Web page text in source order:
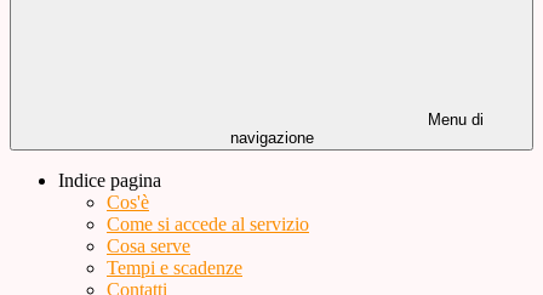
Menu di
navigazione
Indice pagina
Cos'è
Come si accede al servizio
Cosa serve
Tempi e scadenze
Contatti